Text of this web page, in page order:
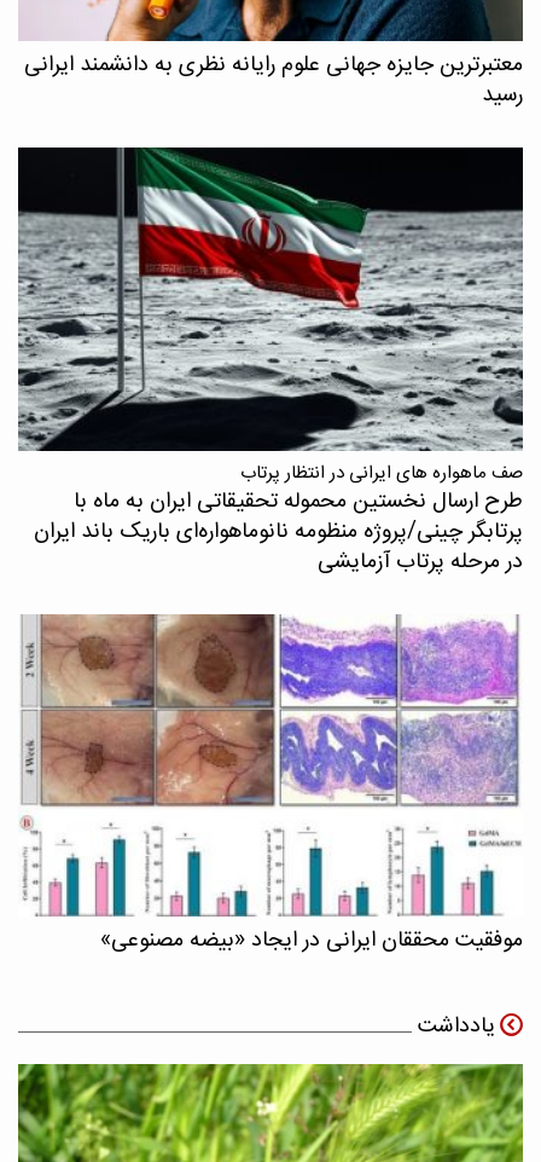
معتبرترین جایزه جهانی علوم رایانه نظری به دانشمند ایرانی
رسید
صف ماهواره های ایرانی در انتظار پرتاب
طرح ارسال نخستین محموله تحقیقاتی ایران به ماه با
پرتابگر چینی/پروژه منظومه نانوماهواره‌ای باریک باند ایران
در مرحله پرتاب آزمایشی
موفقیت محققان ایرانی در ایجاد «بیضه مصنوعی»
یادداشت